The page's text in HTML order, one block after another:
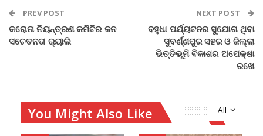
PREV POST
କରୋନା ନିୟନ୍ତ୍ରଣ କମିଟିର ଜନ
ସଚେତନତା ର‍୍ୟାଲି
NEXT POST
ବହୁଧା ପର୍ଯ୍ୟଟନର ସୁଯୋଗ ଥିବା
ସୁବର୍ଣ୍ଣପୁର ସହର ଓ ଜିଲ୍ଲା
ଭିତ୍ତିଭୂମି ବିକାଶର ଅପେକ୍ଷା
ରଖେ
All
You Might Also Like